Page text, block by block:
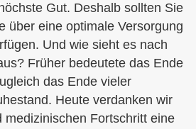
Gut. Deshalb sollten Sie
über eine optimale Versorgung
Und wie sieht es nach
Früher bedeutete das Ende
das Ende vieler
Heute verdanken wir
medizinischen Fortschritt eine